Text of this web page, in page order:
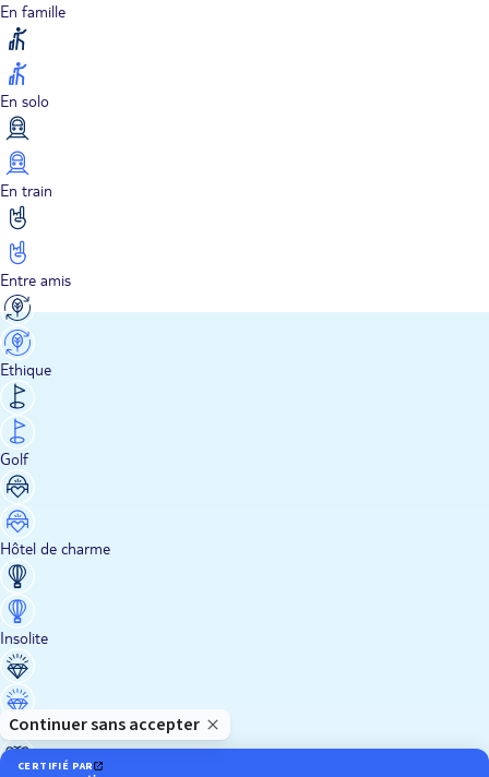
En famille
En solo
En train
Entre amis
Ethique
Golf
Hôtel de charme
Insolite
Luxe